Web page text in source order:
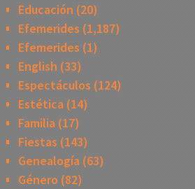
Educación (20)
Efemerides (1,187)
Efemerides (1)
English (33)
Espectáculos (124)
Estética(14)
Familia(17)
Fiestas (143)
Genealogía(63)
Género (82)